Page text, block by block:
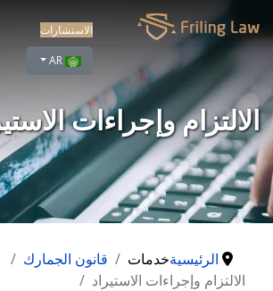
الاستشارات
اختر لغتك
AR
الالتزام وإجراءات
الرئيسيةخدمات
قانون الجمارك
الالتزام وإجراءات الاستيراد